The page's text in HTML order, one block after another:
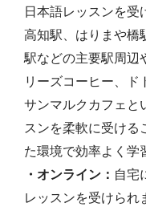
日本語レッスンを受
高知駅、はりまや橋
駅などの主要駅周辺
リーズコーヒー、ド
サンマルクカフェと
スンを柔軟に受ける
た環境で効率よく学
・オンライン： 自宅
レッスンを受けられ